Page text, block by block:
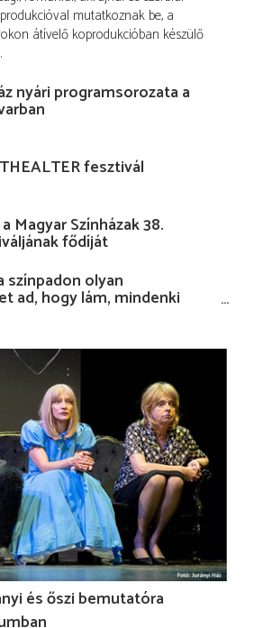
mutatkoznak be, a
átívelő koprodukcióban készülő
nyári programsorozata a
fesztivál
Magyar Színházak 38.
fődíját
színpadon olyan
ad, hogy lám, mindenki
magammal…”
és őszi bemutatóra